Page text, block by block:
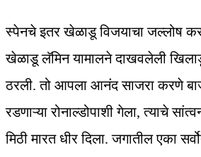
स्पेनचे इतर खेळाडू विजयाचा जल्लोष
खेळाडू लॅमिन यामालने दाखवलेली
ठरली. तो आपला आनंद साजरा करणे
रडणाऱ्या रोनाल्डोपाशी गेला, त्याचे
मिठी मारत धीर दिला. जगातील एका